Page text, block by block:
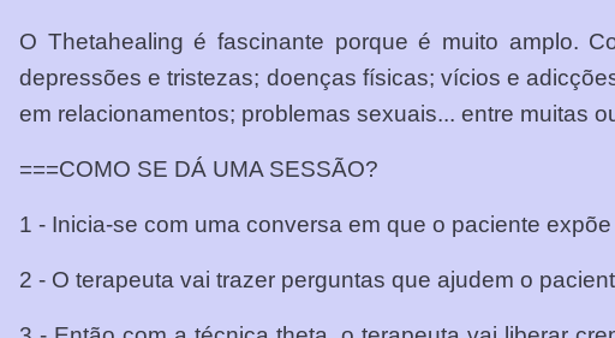
O Thetahealing é fascinante porque é muito amplo.
depressões e tristezas; doenças físicas; vícios e
em relacionamentos; problemas sexuais... entre muitas
===COMO SE DÁ UMA SESSÃO?
1 - Inicia-se com uma conversa em que o paciente
2 - O terapeuta vai trazer perguntas que ajudem o